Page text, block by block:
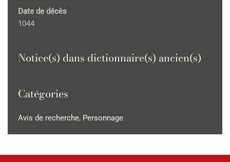
Date de décès
1044
Notice(s) dans dictionnaire(s) ancien(s)
Catégories
Avis de recherche, Personnage